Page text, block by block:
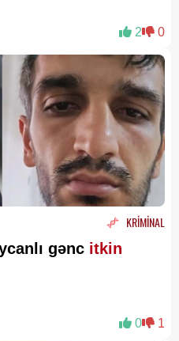
2 0
KRİMİNAL
gənc itkin
0 1